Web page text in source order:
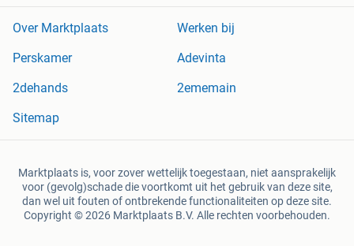
Over Marktplaats
Werken bij
Perskamer
Adevinta
2dehands
2ememain
Sitemap
Marktplaats is, voor zover wettelijk toegestaan, niet aansprakelijk
voor (gevolg)schade die voortkomt uit het gebruik van deze site,
dan wel uit fouten of ontbrekende functionaliteiten op deze site.
Copyright © 2026 Marktplaats B.V. Alle rechten voorbehouden.